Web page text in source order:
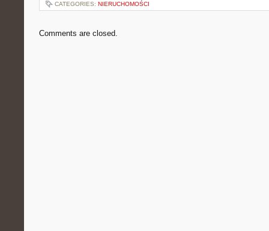
CATEGORIES: NIERUCHOMOŚCI
Comments are closed.